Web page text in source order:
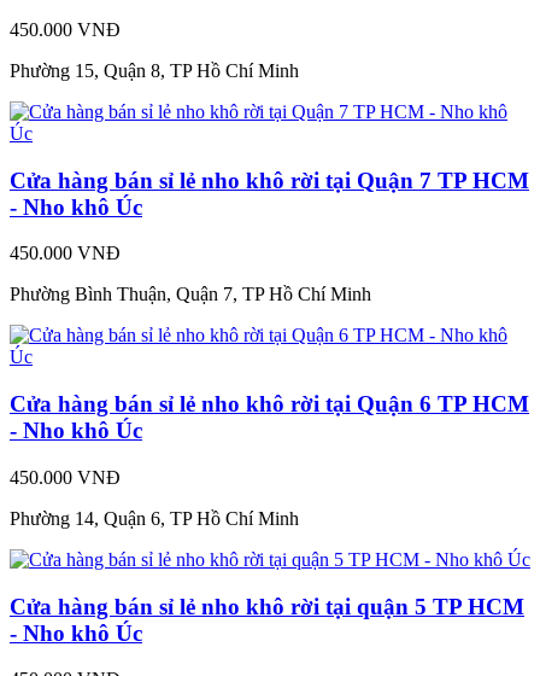
450.000 VNĐ
Phường 15, Quận 8, TP Hồ Chí Minh
Cửa hàng bán sỉ lẻ nho khô rời tại Quận 7 TP HCM
- Nho khô Úc
450.000 VNĐ
Phường Bình Thuận, Quận 7, TP Hồ Chí Minh
Cửa hàng bán sỉ lẻ nho khô rời tại Quận 6 TP HCM
- Nho khô Úc
450.000 VNĐ
Phường 14, Quận 6, TP Hồ Chí Minh
Cửa hàng bán sỉ lẻ nho khô rời tại quận 5 TP HCM
- Nho khô Úc